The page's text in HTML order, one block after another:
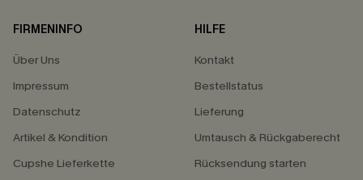
FIRMENINFO
Über Uns
Impressum
Datenschutz
Artikel & Kondition
Cupshe Lieferkette
HILFE
Kontakt
Bestellstatus
Lieferung
Umtausch & Rückgaberecht
Rücksendung starten